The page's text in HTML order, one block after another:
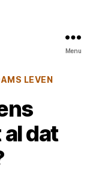
Menu
LEVEN
dat